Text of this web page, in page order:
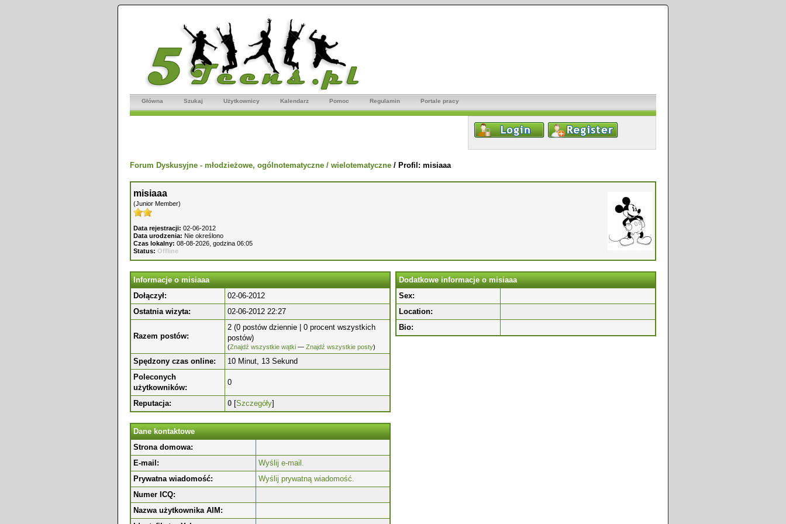
Główna Szukaj Użytkownicy Kalendarz Pomoc Regulamin Portale pracy
Forum Dyskusyjne - młodzieżowe, ogólnotematyczne / wielotematyczne / Profil: misiaaa
misiaaa
(Junior Member)
Data rejestracji: 02-06-2012
Data urodzenia: Nie określono
Czas lokalny: 08-08-2026, godzina 06:05
Status: Offline
Informacje o misiaaa
Dołączył:
02-06-2012
Ostatnia wizyta:
02-06-2012 22:27
Razem postów:
2 (0 postów dziennie | 0 procent wszystkich
postów)
(Znajdź wszystkie wątki — Znajdź wszystkie posty)
Spędzony czas online:
10 Minut, 13 Sekund
Poleconych
użytkowników:
0
Reputacja: 0 [Szczegóły]
Dane kontaktowe
Strona domowa:
E-mail:
Wyślij e-mail.
Prywatna wiadomość:
Wyślij prywatną wiadomość.
Numer ICQ:
Nazwa użytkownika AIM:
Dodatkowe informacje o misiaaa
Sex:
Location:
Bio: